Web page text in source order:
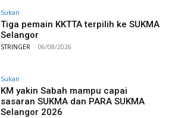
Sukan
Tiga pemain KKTTA terpilih ke SUKMA
Selangor
STRINGER - 06/08/2026
Sukan
KM yakin Sabah mampu capai
sasaran SUKMA dan PARA SUKMA
Selangor 2026